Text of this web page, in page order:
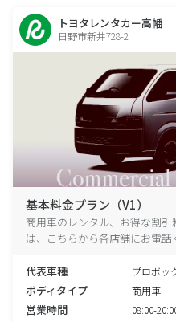
トヨタレンタカー高幡
日野市新井728-2
基本料金プラン（V1）
商用車のレンタル、お得な割
は、こちらから各店舗にお電話
代表車種 プロボッ
ボディタイプ 商用車
営業時間 08:00-